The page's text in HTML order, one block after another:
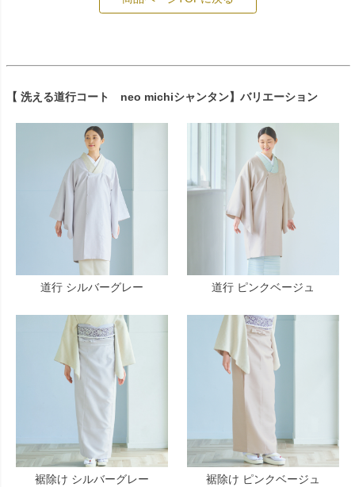
【 洗える道行コート neo michiシャンタン】バリエーション
道行 シルバーグレー 道行 ピンクベージュ
裾除け シルバーグレー 裾除け ピンクベージュ